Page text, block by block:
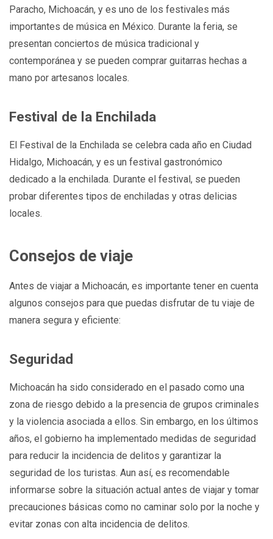
Paracho, Michoacán, y es uno de los festivales más
importantes de música en México. Durante la feria, se
presentan conciertos de música tradicional y
contemporánea y se pueden comprar guitarras hechas a
mano por artesanos locales.
Festival de la Enchilada
El Festival de la Enchilada se celebra cada año en Ciudad
Hidalgo, Michoacán, y es un festival gastronómico
dedicado a la enchilada. Durante el festival, se pueden
probar diferentes tipos de enchiladas y otras delicias
locales.
Consejos de viaje
Antes de viajar a Michoacán, es importante tener en cuenta
algunos consejos para que puedas disfrutar de tu viaje de
manera segura y eficiente:
Seguridad
Michoacán ha sido considerado en el pasado como una
zona de riesgo debido a la presencia de grupos criminales
y la violencia asociada a ellos. Sin embargo, en los últimos
años, el gobierno ha implementado medidas de seguridad
para reducir la incidencia de delitos y garantizar la
seguridad de los turistas. Aun así, es recomendable
informarse sobre la situación actual antes de viajar y tomar
precauciones básicas como no caminar solo por la noche y
evitar zonas con alta incidencia de delitos.